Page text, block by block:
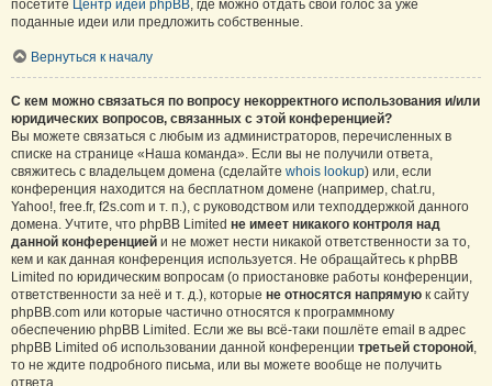
посетите Центр идей phpBB, где можно отдать свой голос за уже
поданные идеи или предложить собственные.
Вернуться к началу
С кем можно связаться по вопросу некорректного использования и/или
юридических вопросов, связанных с этой конференцией?
Вы можете связаться с любым из администраторов, перечисленных в
списке на странице «Наша команда». Если вы не получили ответа,
свяжитесь с владельцем домена (сделайте whois lookup) или, если
конференция находится на бесплатном домене (например, chat.ru,
Yahoo!, free.fr, f2s.com и т. п.), с руководством или техподдержкой данного
домена. Учтите, что phpBB Limited не имеет никакого контроля над
данной конференцией и не может нести никакой ответственности за то,
кем и как данная конференция используется. Не обращайтесь к phpBB
Limited по юридическим вопросам (о приостановке работы конференции,
ответственности за неё и т. д.), которые не относятся напрямую к сайту
phpBB.com или которые частично относятся к программному
обеспечению phpBB Limited. Если же вы всё-таки пошлёте email в адрес
phpBB Limited об использовании данной конференции третьей стороной,
то не ждите подробного письма, или вы можете вообще не получить
ответа.